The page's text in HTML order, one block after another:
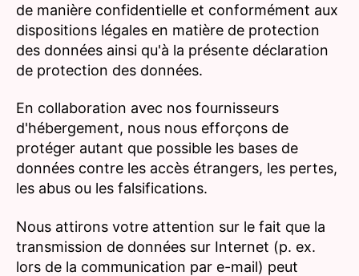
de manière confidentielle et conformément aux
dispositions légales en matière de protection
des données ainsi qu'à la présente déclaration
de protection des données.
En collaboration avec nos fournisseurs
d'hébergement, nous nous efforçons de
protéger autant que possible les bases de
données contre les accès étrangers, les pertes,
les abus ou les falsifications.
Nous attirons votre attention sur le fait que la
transmission de données sur Internet (p. ex.
lors de la communication par e-mail) peut